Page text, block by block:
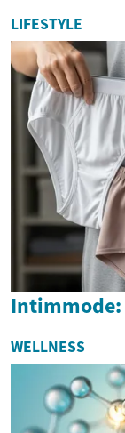
LIFESTYLE
WELLNESS